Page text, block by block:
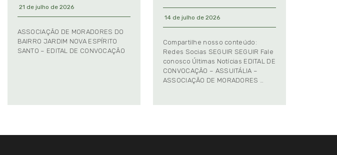
21 de julho de 2026
ASSOCIAÇÃO DE MORADORES DO
BAIRRO JARDIM NOVA ESPÍRITO
SANTO – EDITAL DE CONVOCAÇÃO
14 de julho de 2026
Compartilhe nosso conteúdo:
Redes Socias SEGUIR SEGUIR Fale
conosco Últimas Notícias EDITAL DE
CONVOCAÇÃO – ASSUITÁLIA –
ASSOCIAÇÃO DE MORADORES …